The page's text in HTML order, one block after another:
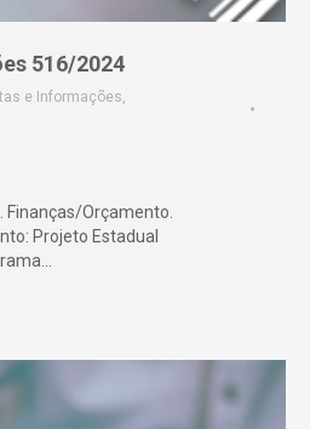
516/2024
e Informações,
Orçamento.
Projeto Estadual